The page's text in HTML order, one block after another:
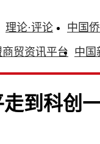
理论·评论 中国
贸资讯平台 中国
到科创